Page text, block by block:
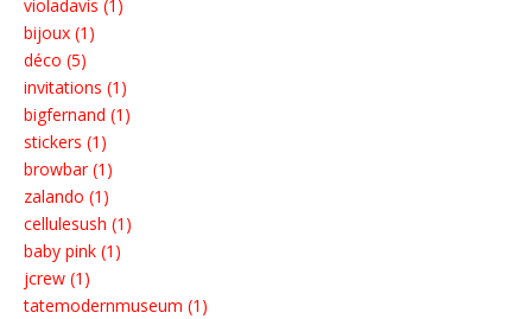
violadavis (1)
bijoux (1)
déco (5)
invitations (1)
bigfernand (1)
stickers (1)
browbar (1)
zalando (1)
cellulesush (1)
baby pink (1)
jcrew (1)
tatemodernmuseum (1)